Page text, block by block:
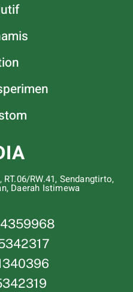
RW.41, Sendangtirto,
Daerah Istimewa